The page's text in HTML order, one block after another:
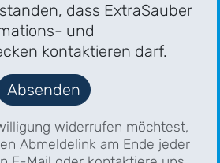
dass ExtraSauber
und
kontaktieren darf.
Absenden
widerrufen möchtest,
Abmeldelink am Ende jeder